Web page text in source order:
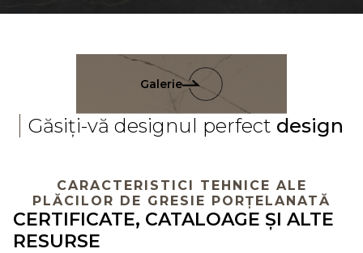
Galerie
Găsiți-vă designul perfect design
CARACTERISTICI TEHNICE ALE
PLĂCILOR DE GRESIE PORȚELANATĂ
CERTIFICATE, CATALOAGE ȘI ALTE
RESURSE